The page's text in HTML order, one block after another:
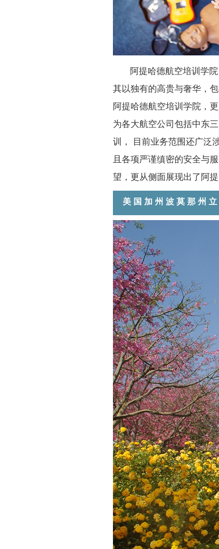
阿提哈德航空培训学院
其以独有的高贵与奢华，
阿提哈德航空培训学院，
为各大航空公司包括中东
训， 目前业务范围还广泛
且各项严谨缜密的安全与
望，更从侧面展现出了阿
美国加州波莫那州
学